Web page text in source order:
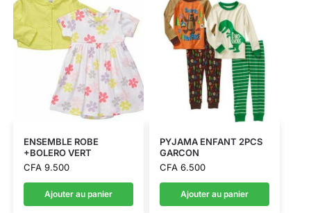
ENSEMBLE ROBE
+BOLERO VERT
CFA9.500
Ajouter au panier
PYJAMA ENFANT 2PCS
GARCON
CFA6.500
Ajouter au panier